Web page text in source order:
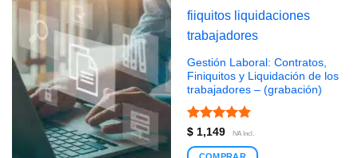
Gestión Laboral: Contratos,
Finiquitos y Liquidación de los
trabajadores – (grabación)
Valorado
con5de 5
$1,149 IVA Incl.